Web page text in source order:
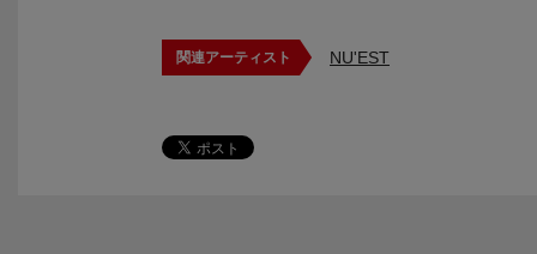
関連アーティスト NU'EST